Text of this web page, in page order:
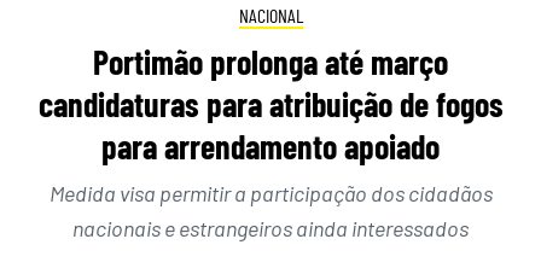
NACIONAL
Portimão prolonga até março
candidaturas para atribuição de fogos
para arrendamento apoiado
Medida visa permitir a participação dos cidadãos
nacionais e estrangeiros ainda interessados